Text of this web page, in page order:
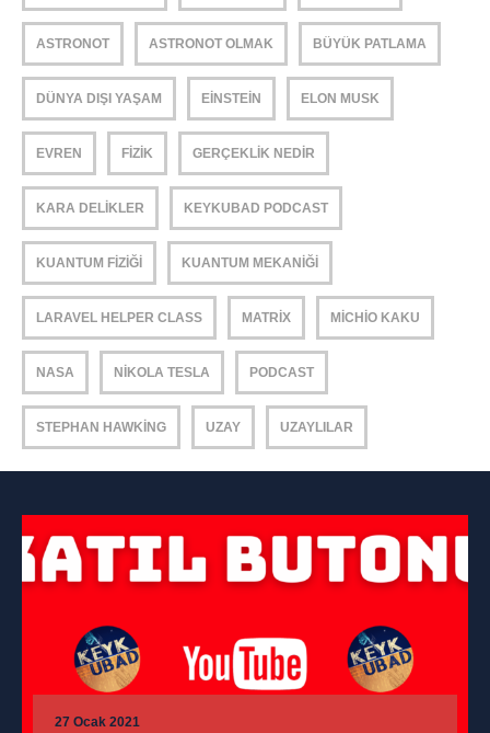
ASTRONOT ASTRONOT OLMAK BÜYÜK PATLAMA
DÜNYA DIŞI YAŞAM EINSTEIN ELON MUSK
EVREN FIZIK GERÇEKLIK NEDIR
KARA DELIKLER KEYKUBAD PODCAST
KUANTUM FIZIĞI KUANTUM MEKANIĞI
LARAVEL HELPER CLASS MATRIX MICHIO KAKU
NASA NIKOLA TESLA PODCAST
STEPHAN HAWKING UZAY UZAYLILAR
27 Ocak 2021